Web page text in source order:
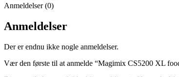
Anmeldelser (0)
Anmeldelser
Der er endnu ikke nogle anmeldelser.
Vær den første til at anmelde “Magimix CS5200 XL